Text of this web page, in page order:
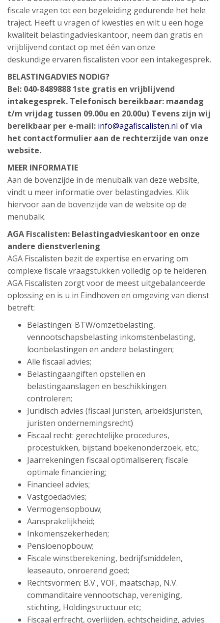
fiscale vragen tot een begeleiding gedurende het hele
traject. Heeft u vragen of kwesties en wilt u een hoge
kwaliteit belastingadvieskantoor, neem dan gratis en
vrijblijvend contact op met één van onze
deskundige ervaren fiscalisten voor een intakegesprek.
BELASTINGADVIES NODIG?
Bel: 040-8489888 1ste gratis en vrijblijvend
intakegesprek. Telefonisch bereikbaar: maandag
t/m vrijdag tussen 09.00u en 20.00u) Tevens zijn wij
bereikbaar per e-mail: info@agafiscalisten.nl of via
het contactformulier aan de rechterzijde van onze
website.
MEER INFORMATIE
Aan de bovenzijde in de menubalk van deze website,
vindt u meer informatie over belastingadvies. Klik
hiervoor aan de bovenzijde van de website op de
menubalk.
AGA Fiscalisten: Belastingadvieskantoor en onze
andere dienstverlening
AGA Fiscalisten bezit de expertise en ervaring om
complexe fiscale vraagstukken volledig op te helderen.
AGA Fiscalisten zorgt voor de meest uitgebalanceerde
oplossing en is u in Eindhoven en omgeving van dienst
betreft:
Belastingen: BTW/omzetbelasting,
vennootschapsbelasting inkomstenbelasting,
loonbelastingen en andere belastingen;
Alle fiscaal advies;
Belastingaangiften opstellen en
belastingaanslagen en beschikkingen
controleren;
Juridisch advies (fiscaal juristen, arbeidsjuristen,
juristen ondernemingsrecht)
Fiscaal recht: gerechtelijke procedures,
procestukken, bijstand boekenonderzoek, etc.;
Jaarrekeningen fiscaal optimaliseren; fiscale
optimale financiering;
Financieel advies;
Vastgoedadvies;
Vermogensopbouw;
Aansprakelijkheid;
Inkomenszekerheden;
Pensioenopbouw;
Fiscale winstberekening, bedrijfsmiddelen,
leaseauto, onroerend goed;
Rechtsvormen: B.V., VOF, maatschap, N.V.
commanditaire vennootschap, vereniging,
stichting, Holdingstructuur etc;
Fiscaal erfrecht, overlijden, echtscheiding, advies